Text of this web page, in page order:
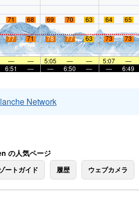
71 68 69 70 63 64 65
77 71 78 77 63 73 73
— — 5:05 — — 5:07 —
6:51 — — 6:50 — — 6:49
Network
の人気ページ
ートガイド 履歴 ウェブカメラ